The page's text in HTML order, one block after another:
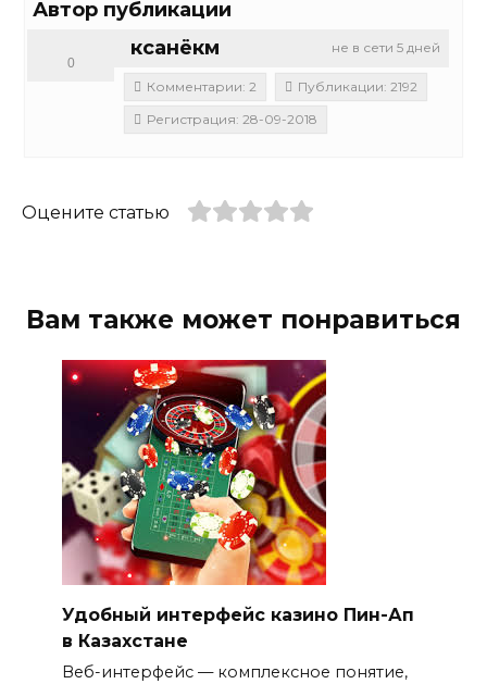
Автор публикации
не в сети 5 дней
ксанёкм
0
Комментарии: 2
Публикации: 2192
Регистрация: 28-09-2018
Оцените статью
Вам также может понравиться
Удобный интерфейс казино Пин-Ап
в Казахстане
Веб-интерфейс — комплексное понятие,